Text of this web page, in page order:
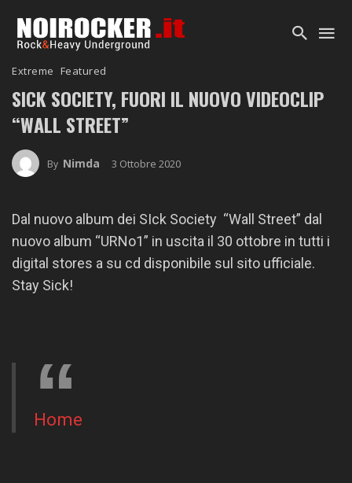
Extreme Featured
SICK SOCIETY, FUORI IL NUOVO VIDEOCLIP
“WALL STREET”
By Nimda 3 Ottobre 2020
Dal nuovo album dei SIck Society “Wall Street” dal
nuovo album “URNo1” in uscita il 30 ottobre in tutti i
digital stores a su cd disponibile sul sito ufficiale.
Stay Sick!
Home